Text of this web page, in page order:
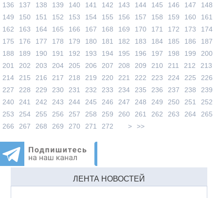
136
137 138 139 140 141 142 143 144 145 146 147
148
149
150 151 152 153 154 155 156 157 158 159 160
161
162
163 164 165 166 167 168 169 170 171 172 173
174
175
176 177 178 179 180 181 182 183 184 185 186
187
188
189 190 191 192 193 194 195 196 197 198 199
200
201
202 203 204 205 206 207 208 209 210 211 212
213
214
215 216 217 218 219 220 221 222 223 224 225
226
227
228 229 230 231 232 233 234 235 236 237 238
239
240
241 242 243 244 245 246 247 248 249 250 251
252
253
254 255 256 257 258 259 260 261 262 263 264
265
266
267 268 269 270 271 272 > >>
ЛЕНТА НОВОСТЕЙ